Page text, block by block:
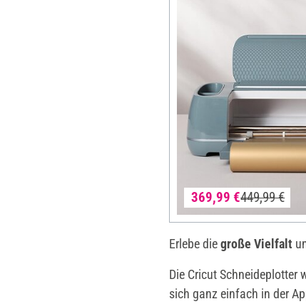
369,99 €449,99 €
Erlebe diegroße Vielfalt
Die Cricut Schneideplotter
sich ganz einfach in der